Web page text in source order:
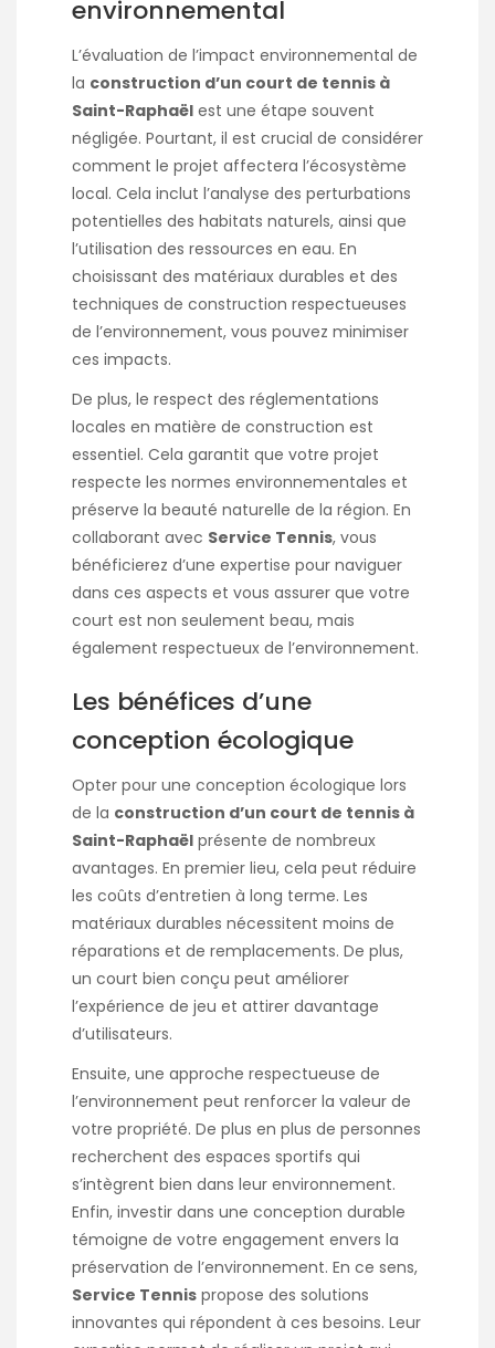
environnemental
L’évaluation de l’impact environnemental de
la construction d’un court de tennis à
Saint-Raphaël est une étape souvent
négligée. Pourtant, il est crucial de considérer
comment le projet affectera l’écosystème
local. Cela inclut l’analyse des perturbations
potentielles des habitats naturels, ainsi que
l’utilisation des ressources en eau. En
choisissant des matériaux durables et des
techniques de construction respectueuses
de l’environnement, vous pouvez minimiser
ces impacts.
De plus, le respect des réglementations
locales en matière de construction est
essentiel. Cela garantit que votre projet
respecte les normes environnementales et
préserve la beauté naturelle de la région. En
collaborant avec Service Tennis, vous
bénéficierez d’une expertise pour naviguer
dans ces aspects et vous assurer que votre
court est non seulement beau, mais
également respectueux de l’environnement.
Les bénéfices d’une
conception écologique
Opter pour une conception écologique lors
de la construction d’un court de tennis à
Saint-Raphaël présente de nombreux
avantages. En premier lieu, cela peut réduire
les coûts d’entretien à long terme. Les
matériaux durables nécessitent moins de
réparations et de remplacements. De plus,
un court bien conçu peut améliorer
l’expérience de jeu et attirer davantage
d’utilisateurs.
Ensuite, une approche respectueuse de
l’environnement peut renforcer la valeur de
votre propriété. De plus en plus de personnes
recherchent des espaces sportifs qui
s’intègrent bien dans leur environnement.
Enfin, investir dans une conception durable
témoigne de votre engagement envers la
préservation de l’environnement. En ce sens,
Service Tennis propose des solutions
innovantes qui répondent à ces besoins. Leur